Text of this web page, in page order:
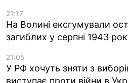
21:17
На Волині ексгумували
загиблих у серпні 1943
21:05
У РФ хочуть зняти з
виступає проти війни в